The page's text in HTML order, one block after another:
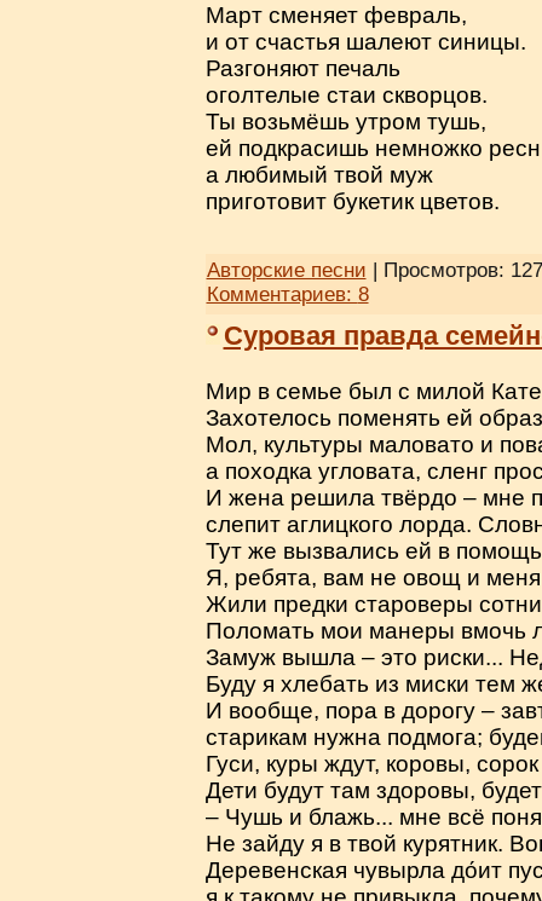
Март сменяет февраль,
и от счастья шалеют синицы.
Разгоняют печаль
оголтелые стаи скворцов.
Ты возьмёшь утром тушь,
ей подкрасишь немножко
а любимый твой муж
приготовит букетик цветов.
Авторские песни | Просмотров:
Комментариев: 8
Суровая правда
Мир в семье был с милой
Захотелось поменять ей
Мол, культуры маловато и
а походка угловата, сленг
И жена решила твёрдо – мне
слепит аглицкого лорда.
Тут же вызвались ей в
Я, ребята, вам не овощ и меня
Жили предки староверы
Поломать мои манеры вмочь
Замуж вышла – это риски...
Буду я хлебать из миски тем
И вообще, пора в дорогу –
старикам нужна подмога;
Гуси, куры ждут, коровы,
Дети будут там здоровы,
– Чушь и блажь... мне всё
Не зайду я в твой курятник.
Деревенская чувырла до́ит